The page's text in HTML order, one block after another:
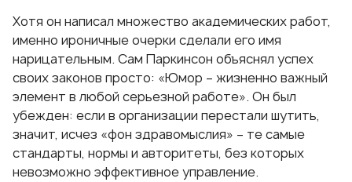
Хотя он написал множество академических работ,
именно ироничные очерки сделали его имя
нарицательным. Сам Паркинсон объяснял успех
своих законов просто: «Юмор – жизненно важный
элемент в любой серьезной работе». Он был
убежден: если в организации перестали шутить,
значит, исчез «фон здравомыслия» – те самые
стандарты, нормы и авторитеты, без которых
невозможно эффективное управление.